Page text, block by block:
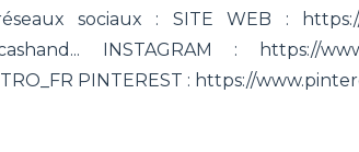
sociaux : SITE WEB : https://
INSTAGRAM : https://
PINTEREST : https://